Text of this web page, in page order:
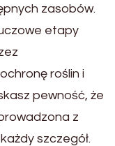
zasobów.
etapy
roślin i
pewność, że
z
szczegół.